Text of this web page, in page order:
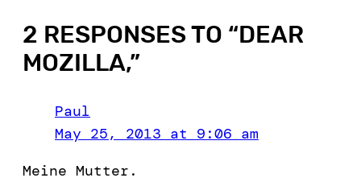
2 RESPONSES TO “DEAR
MOZILLA,”
Paul
May 25, 2013 at 9:06 am
Meine Mutter.